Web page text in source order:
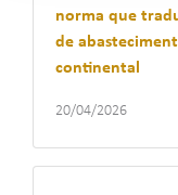
norma que
de
continental
20/04/2026